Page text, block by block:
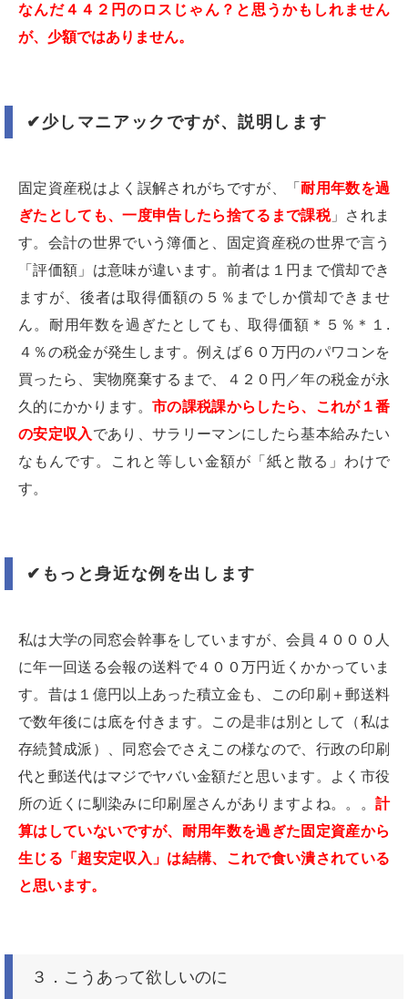
なんだ４４２円のロスじゃん？と思うかもしれません
が、少額ではありません。
✔︎ 少しマニアックですが、説明します
固定資産税はよく誤解されがちですが、「耐用年数を過
ぎたとしても、一度申告したら捨てるまで課税」されま
す。会計の世界でいう簿価と、固定資産税の世界で言う
「評価額」は意味が違います。前者は１円まで償却でき
ますが、後者は取得価額の５％までしか償却できませ
ん。耐用年数を過ぎたとしても、取得価額＊５％＊１.
４％の税金が発生します。例えば６０万円のパワコンを
買ったら、実物廃棄するまで、４２０円／年の税金が永
久的にかかります。 市の課税課からしたら、これが１番
の安定収入 であり、サラリーマンにしたら基本給みたい
なもんです。これと等しい金額が「紙と散る」わけで
す。
✔︎ もっと身近な例を出します
私は大学の同窓会幹事をしていますが、会員４０００人
に年一回送る会報の送料で４００万円近くかかっていま
す。昔は１億円以上あった積立金も、この印刷＋郵送料
で数年後には底を付きます。この是非は別として（私は
存続賛成派）、同窓会でさえこの様なので、行政の印刷
代と郵送代はマジでヤバい金額だと思います。よく市役
所の近くに馴染みに印刷屋さんがありますよね。。。 計
算はしていないですが、耐用年数を過ぎた固定資産から
生じる「超安定収入」は結構、これで食い潰されている
と思います。
３．こうあって欲しいのに